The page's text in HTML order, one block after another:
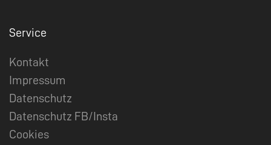
Service
Kontakt
Impressum
Datenschutz
Datenschutz FB/Insta
Cookies